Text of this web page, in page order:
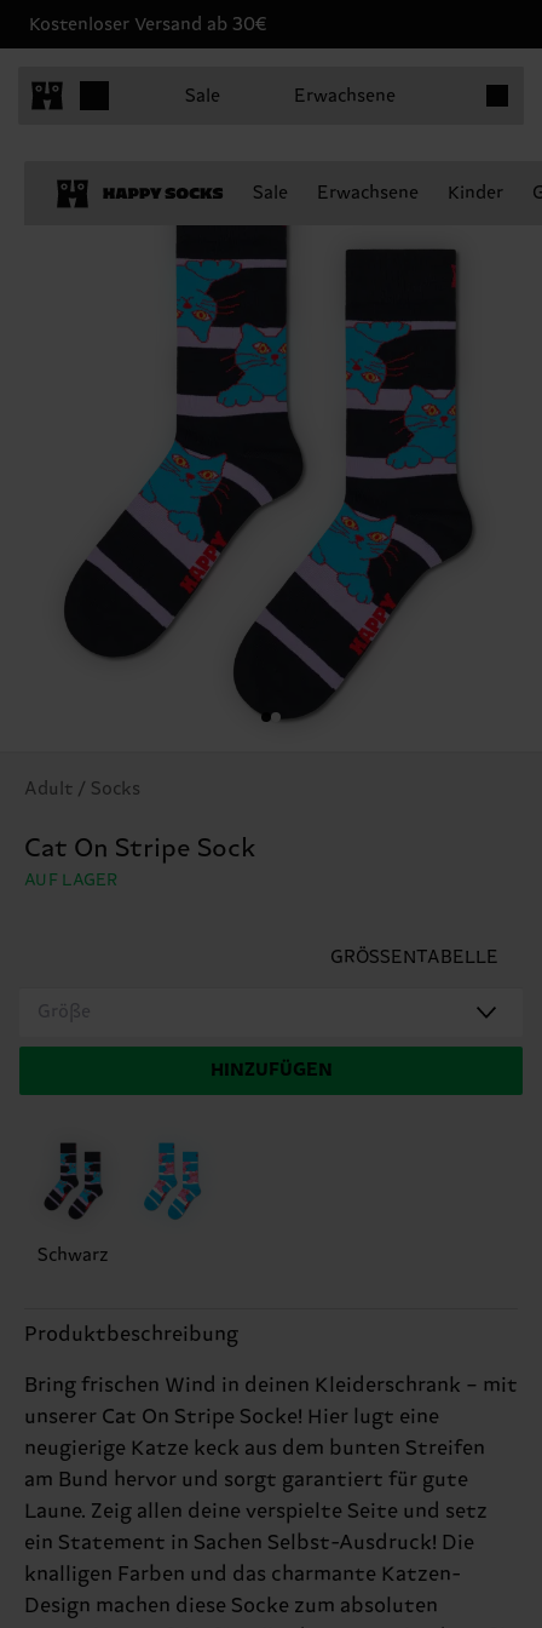
Kostenloser Versand ab 30€
Sale Erwachsene
Sale Erwachsene Kinder
Adult / Socks
Cat On Stripe Sock
AUF LAGER
GRÖSSENTABELLE
Größe
HINZUFÜGEN
Schwarz
Produktbeschreibung
Bring frischen Wind in deinen Kleiderschrank – mit
unserer Cat On Stripe Socke! Hier lugt eine
neugierige Katze keck aus dem bunten Streifen
am Bund hervor und sorgt garantiert für gute
Laune. Zeig allen deine verspielte Seite und setz
ein Statement in Sachen Selbst-Ausdruck! Die
knalligen Farben und das charmante Katzen-
Design machen diese Socke zum absoluten